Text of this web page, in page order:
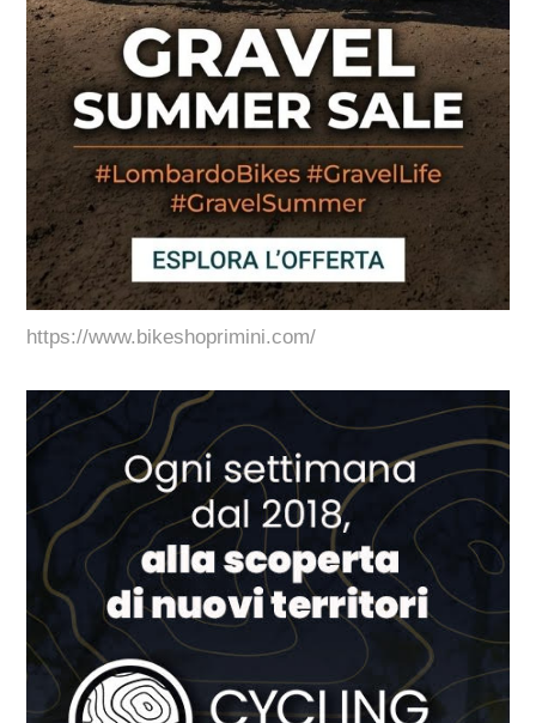
https://www.bikeshoprimini.com/